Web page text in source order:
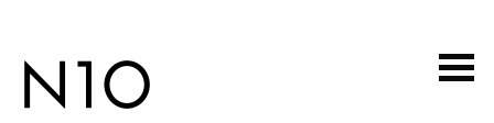
huvudinnehåll